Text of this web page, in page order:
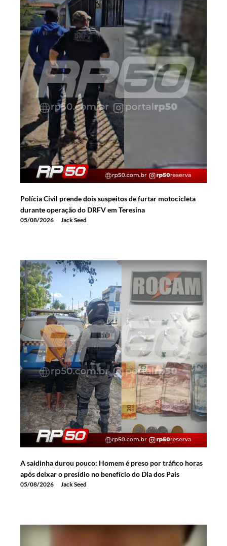
Polícia Civil prende dois suspeitos de furtar motocicleta
durante operação do DRFV em Teresina
05/08/2026 Jack Seed
A saidinha durou pouco: Homem é preso por tráfico horas
após deixar o presídio no benefício do Dia dos Pais
05/08/2026 Jack Seed